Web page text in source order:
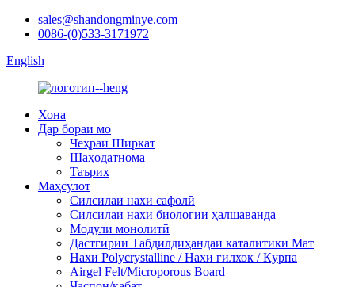
sales@shandongminye.com
0086-(0)533-3171972
English
Хона
Дар бораи мо
Чеҳраи Ширкат
Шаҳодатнома
Таърих
Маҳсулот
Силсилаи нахи сафолӣ
Силсилаи нахи биологии ҳалшаванда
Модули монолитӣ
Дастгирии Табдилдиҳандаи каталитикӣ Мат
Нахи Polycrystalline / Нахи гилхок / Кӯрпа
Airgel Felt/Microporous Board